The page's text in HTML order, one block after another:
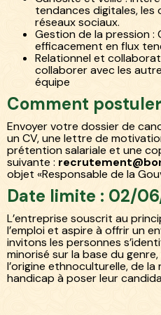
tendances digitales, les
réseaux sociaux.
Gestion de la pression :
efficacement en flux
Relationnel et
collaborer avec les
équipe
Comment
Envoyer votre dossier de
un CV, une lettre de
prétention salariale et une
suivante :
objet «Responsable de la
Date limite : 02/
L’entreprise souscrit au
l’emploi et aspire à offrir un
invitons les personnes
minorisé sur la base du
l’origine ethnoculturelle, de
handicap à poser leur